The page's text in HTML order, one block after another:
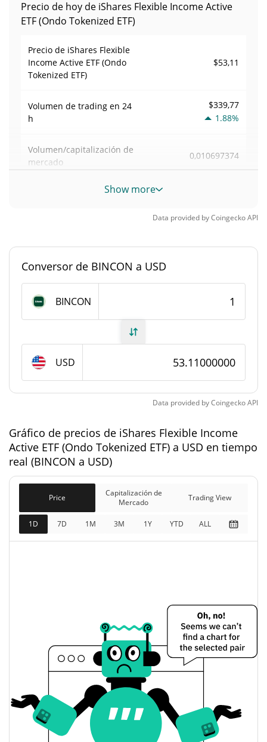
Precio de hoy de iShares Flexible Income Active
ETF (Ondo Tokenized ETF)
Precio de iShares Flexible
Income Active ETF (Ondo
Tokenized ETF)
$53,11
Volumen de trading en 24
h
$339,77
1.88%
Volumen/capitalización de
mercado
0,010697374
Suministro de iShares Flexible Income Active ETF
(Ondo Tokenized ETF)
Suministro circulante 598,078 BINCON
Suministro máximo 0 BINCON
Capitalización de mercado de iShares Flexible
Capitalización de
Mercado
$31.762
Capitalización de
mercado
completamente diluida
Precio de ayer de iShares Flexible Income Active
$53,803053 / $52,811028
Cambio de ayer 0.37%
Historial de precios de iShares Flexible Income
Active ETF (Ondo Tokenized ETF)
Show more
Data provided byCoingeckoAPI
Conversor de BINCON a USD
BINCON
USD
Data provided byCoingeckoAPI
Gráfico de precios de iShares Flexible Income
Active ETF (Ondo Tokenized ETF) a USD en tiempo
real (BINCON a USD)
Price
Capitalización de
Mercado
Trading View
1D 7D 1M 3M 1Y YTD ALL